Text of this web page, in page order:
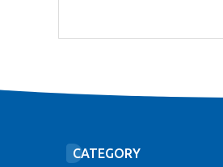
CATEGORY